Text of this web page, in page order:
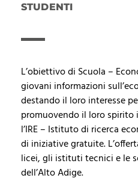
STUDENTI
L’obiettivo di Scuola –
giovani informazioni
destando il loro interesse
promuovendo il loro
l’IRE – Istituto di ricerca
di iniziative gratuite.
licei, gli istituti tecnici e le
dell’Alto Adige.